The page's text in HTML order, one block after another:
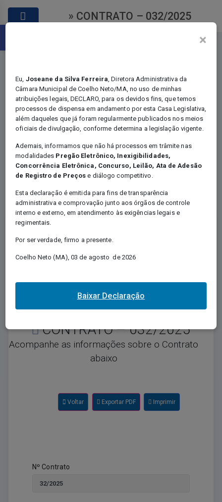
Abrir a barra de ferramentas
» CONTRATO – 032/2025
Contratos
Você está em:
Home
Certames - Contratos
como Lei de Acesso à Informação - LAI,
regulamenta o direito, previsto na Constituição,
de qualquer pessoa solicitar e receber dos
entes e Poderes, informações públicas por
eles produzidas ou custodiadas.
CONTRATO – 032/2025
Acompanhe as informações sobre o Contrato
abaixo
Voltar Exportar PDF Imprimir
Nº Contrato
×
Eu, Joseane da Silva Ferreira, Diretora Administrativa da
Câmara Municipal de Coelho Neto/MA, no uso de minhas
atribuições legais, DECLARO, para os devidos fins, que temos
processos de dispensa em andamento por esta Casa Legislativa,
além daqueles que já foram regularmente publicados nos meios
oficiais de divulgação, conforme determina a legislação vigente.
Ademais, informamos que não há processos em trâmite nas
modalidades Pregão Eletrônico, Inexigibilidades,
Concorrência Eletrônica, Concurso, Leilão, Ata de Adesão
de Registro de Preços e diálogo competitivo.
Esta declaração é emitida para fins de transparência
administrativa e comprovação junto aos órgãos de controle
interno e externo, em atendimento às exigências legais e
regimentais.
Por ser verdade, firmo a presente.
Coelho Neto (MA), 03 de agosto de 2026
Baixar Declaração